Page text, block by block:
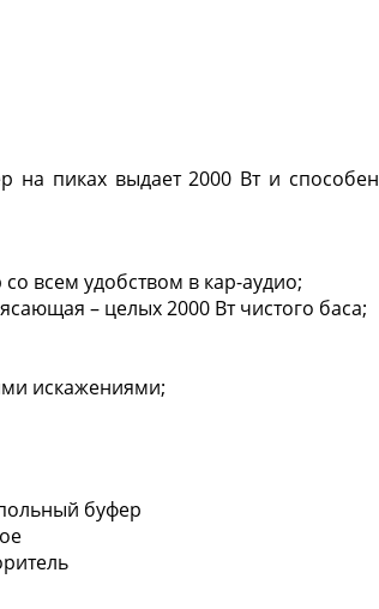
на пиках выдает 2000 Вт и способен
всем удобством в кар-аудио;
– целых 2000 Вт чистого баса;
искажениями;
буфер